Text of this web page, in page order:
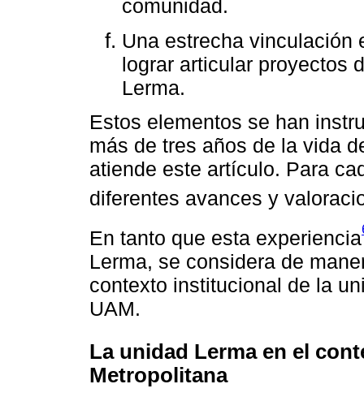
comunidad.
Una estrecha vinculación
lograr articular proyectos
Lerma.
Estos elementos se han
más de tres años de la vida
atiende este artículo. Para
diferentes avances y
En tanto que esta experiencia
Lerma, se considera de
contexto institucional de la
UAM.
La unidad Lerma en el
Metropolitana